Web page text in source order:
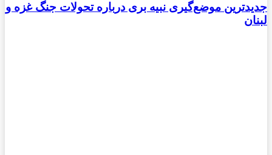
جدیدترین موضع‌گیری نبیه بری درباره تحولات جنگ غزه و
لبنان